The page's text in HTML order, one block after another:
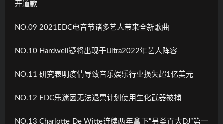
开道歉
NO.09 2021EDC电音节诸多艺人带来全新歌曲
NO.10 Hardwell疑将出现于Ultra2022年艺人阵容
NO.11 研究表明疫情导致音乐娱乐行业损失超1亿美元
NO.12 EDC乐迷因无法退票计划使用生化武器被捕
NO.13 Charlotte De Witte连续两年拿下“另类百大DJ”第一